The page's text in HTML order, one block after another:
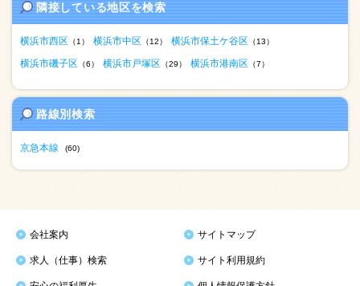
隣接している地区を検索
横浜市西区 （1） 横浜市中区 （12） 横浜市保土ケ谷区 （13）
横浜市磯子区 （6） 横浜市戸塚区 （29） 横浜市港南区 （7）
路線別検索
京急本線 (60)
会社案内 サイトマップ
求人（仕事）検索 サイト利用規約